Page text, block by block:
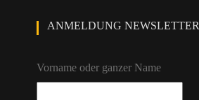
ANMELDUNG NEWSLETTER
Vorname oder ganzer Name